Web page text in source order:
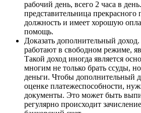
рабочий день, всего 2 часа в
представительница прекрасного
должность и имеет хорошую
помощь.
Доказать дополнительный
работают в свободном режиме,
Такой доход иногда является
многим не только брать ссуды,
деньги. Чтобы дополнительный
оценке платежеспособности,
документы. Это может быть
регулярно происходит